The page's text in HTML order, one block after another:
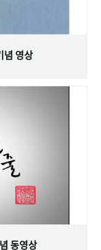
념 영상
동영상